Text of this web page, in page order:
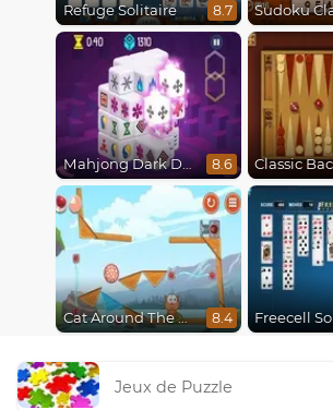
Refuge Solitaire 8.7 Sudoku
Mahjong Dark Dimensions 8.6
Cat Around The World 8.4 Freecell
Jeux de Puzzle